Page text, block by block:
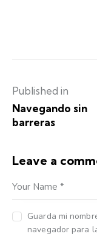
Published in
Navegando sin
barreras
Leave a
Guarda mi
navegador para